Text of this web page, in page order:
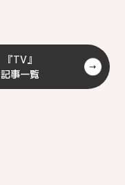
『TV』
記事一覧